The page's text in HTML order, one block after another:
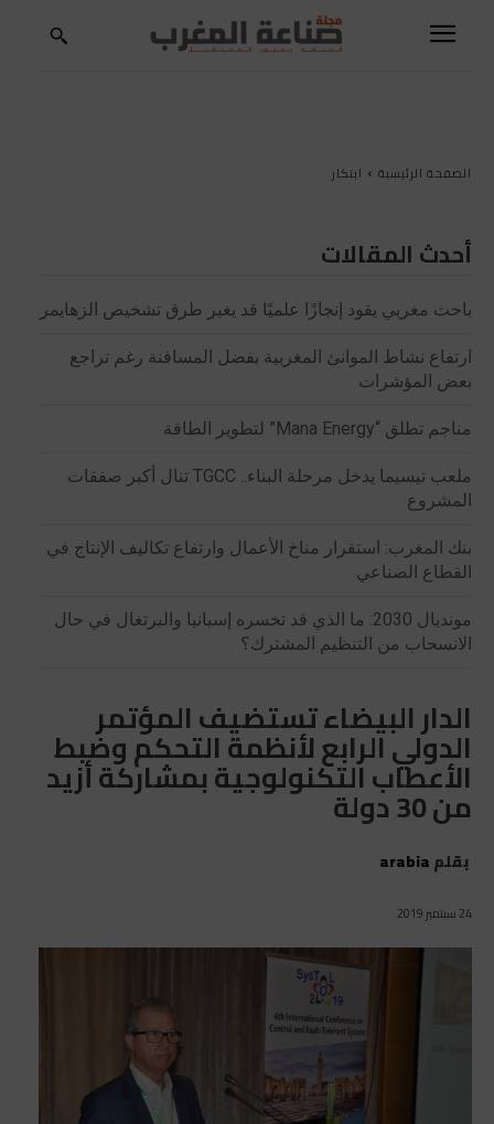
الصفحة الرئيسية ابتكار
أحدث المقالات
باحث مغربي يقود إنجازًا علميًا قد يغير طرق تشخيص الزهايمر
ارتفاع نشاط الموانئ المغربية بفضل المسافنة رغم تراجع
بعض المؤشرات
مناجم تطلق “Mana Energy” لتطوير الطاقة
ملعب تيسيما يدخل مرحلة البناء.. TGCC تنال أكبر صفقات
المشروع
بنك المغرب: استقرار مناخ الأعمال وارتفاع تكاليف الإنتاج في
القطاع الصناعي
مونديال 2030: ما الذي قد تخسره إسبانيا والبرتغال في حال
الانسحاب من التنظيم المشترك؟
الدار البيضاء تستضيف المؤتمر
الدولي الرابع لأنظمة التحكم وضبط
الأعطاب التكنولوجية بمشاركة أزيد
من 30 دولة
بقلمarabia
24 سبتمبر 2019